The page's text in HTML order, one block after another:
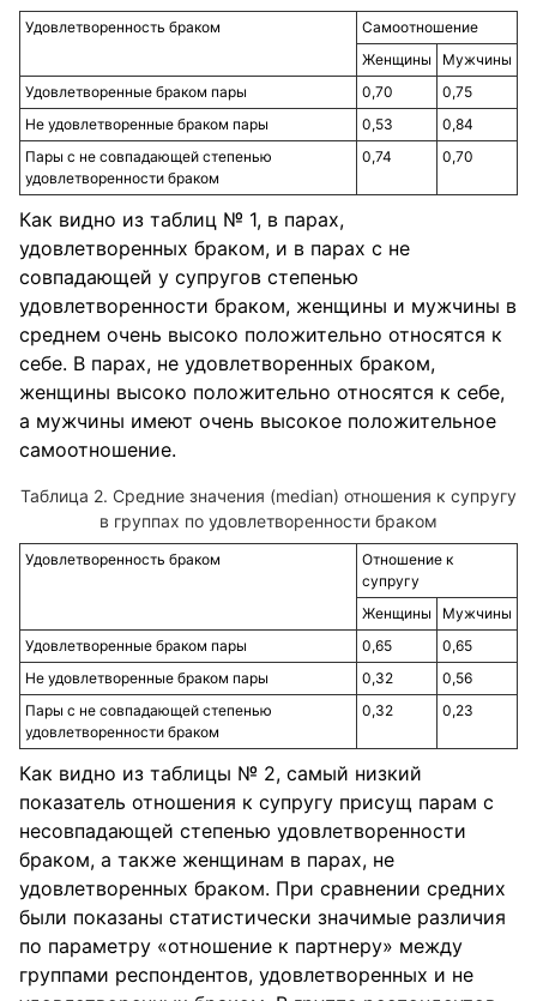
Удовлетворенность браком
Самоотношение
Женщины
Мужчины
Удовлетворенные браком пары
0,70
0,75
Не удовлетворенные браком пары
0,53
0,84
Пары с не совпадающей степенью
удовлетворенности браком
0,74 0,70
Как видно из таблиц № 1, в парах,
удовлетворенных браком, и в парах с не
совпадающей у супругов степенью
удовлетворенности браком, женщины и мужчины в
среднем очень высоко положительно относятся к
себе. В парах, не удовлетворенных браком,
женщины высоко положительно относятся к себе,
а мужчины имеют очень высокое положительное
самоотношение.
Таблица 2. Средние значения (median) отношения к супругу
в группах по удовлетворенности браком
Удовлетворенность браком
Отношение к
супругу
Женщины
Мужчины
Удовлетворенные браком пары
0,65
0,65
Не удовлетворенные браком пары
0,32
0,56
Пары с не совпадающей степенью
удовлетворенности браком
0,32 0,23
Как видно из таблицы № 2, самый низкий
показатель отношения к супругу присущ парам с
несовпадающей степенью удовлетворенности
браком, а также женщинам в парах, не
удовлетворенных браком. При сравнении средних
были показаны статистически значимые различия
по параметру «отношение к партнеру» между
группами респондентов, удовлетворенных и не